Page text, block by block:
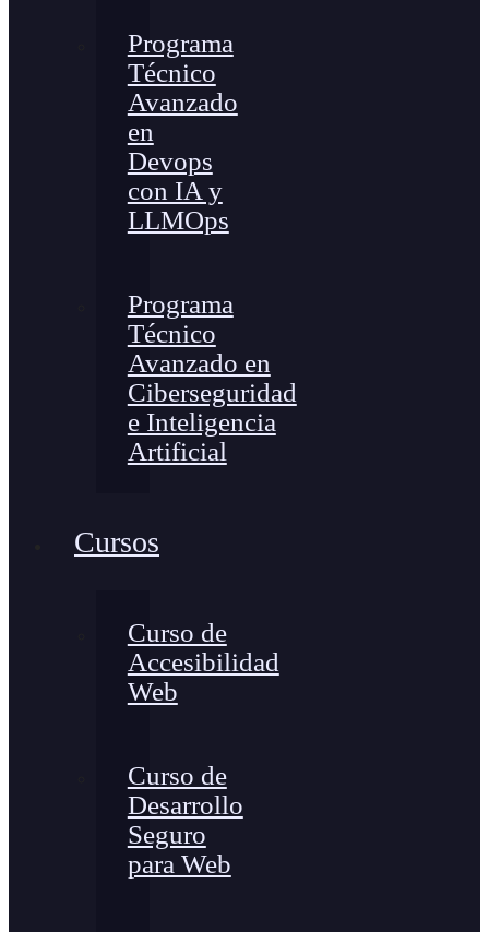
Programa
Técnico
Avanzado
en
Devops
con IA y
LLMOps
Programa
Técnico
Avanzado en
Ciberseguridad
e Inteligencia
Artificial
Cursos
Curso de
Accesibilidad
Web
Curso de
Desarrollo
Seguro
para Web